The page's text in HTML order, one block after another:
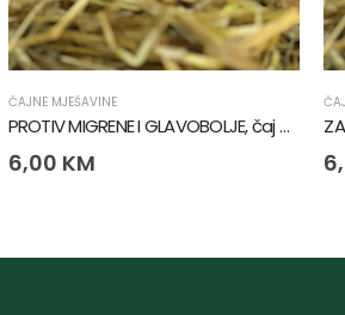
ČAJNE MJEŠAVINE
PROTIV MIGRENE I GLAVOBOLJE, čaj 50 gr.
6,00 KM